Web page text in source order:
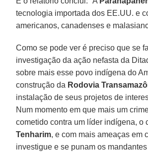
tecnologia importada dos EE.UU. e
americanos, canadenses e
Como se pode ver é preciso que se
investigação da ação nefasta da
sobre mais esse povo indígena do
construção da Rodovia
instalação de seus projetos de
Num momento em que mais um
cometido contra um líder indígena, o
Tenharim, e com mais ameaças em
investigue e se punam os